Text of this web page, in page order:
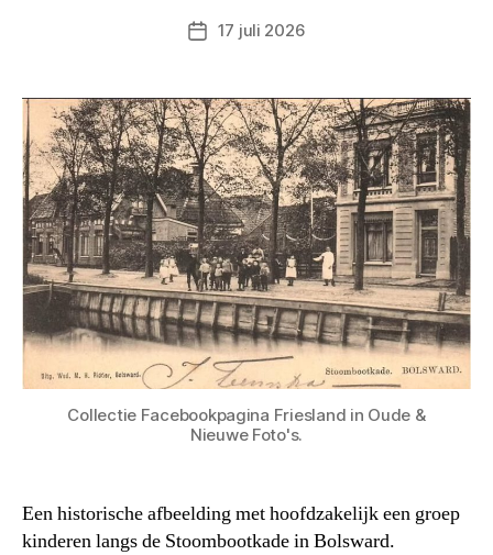
Berichtdatum
17 juli 2026
Collectie Facebookpagina Friesland in Oude &
Nieuwe Foto's.
Een historische afbeelding met hoofdzakelijk een groep
kinderen langs de Stoombootkade in Bolsward.